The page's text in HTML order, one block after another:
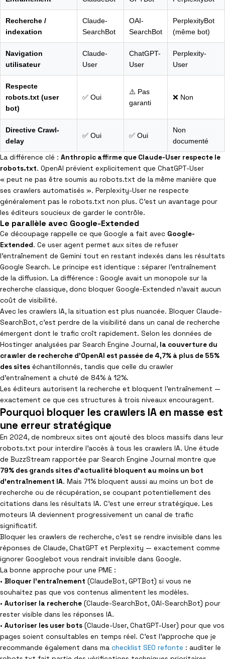
Recherche /
indexation
Claude-
SearchBot
OAI-
SearchBot
PerplexityBot
(même bot)
Navigation
utilisateur
Claude-
User
ChatGPT-
User
Perplexity-
User
Respecte
robots.txt (user
bot)
✅ Oui
⚠️ Pas
garanti
❌ Non
Directive Crawl-
delay
✅ Oui ✅ Oui
Non
documenté
La différence clé : Anthropic affirme que Claude-User respecte le
robots.txt. OpenAI prévient explicitement que ChatGPT-User
« peut ne pas être soumis au robots.txt de la même manière que
ses crawlers automatisés ». Perplexity-User ne respecte
généralement pas le robots.txt non plus. C’est un avantage pour
les éditeurs soucieux de garder le contrôle.
Le parallèle avec Google-Extended
Ce découpage rappelle ce que Google a fait avec Google-
Extended. Ce user agent permet aux sites de refuser
l’entraînement de Gemini tout en restant indexés dans les résultats
Google Search. Le principe est identique : séparer l’entraînement
de la diffusion. La différence : Google avait un monopole sur la
recherche classique, donc bloquer Google-Extended n’avait aucun
coût de visibilité.
Avec les crawlers IA, la situation est plus nuancée. Bloquer Claude-
SearchBot, c’est perdre de la visibilité dans un canal de recherche
émergent dont le trafic croît rapidement. Selon les données de
Hostinger analysées par Search Engine Journal, la couverture du
crawler de recherche d’OpenAI est passée de 4,7% à plus de 55%
des sites échantillonnés, tandis que celle du crawler
d’entraînement a chuté de 84% à 12%.
Les éditeurs autorisent la recherche et bloquent l’entraînement —
exactement ce que ces structures à trois niveaux encouragent.
Pourquoi bloquer les crawlers IA en masse est
une erreur stratégique
En 2024, de nombreux sites ont ajouté des blocs massifs dans leur
robots.txt pour interdire l’accès à tous les crawlers IA. Une étude
de BuzzStream rapportée par Search Engine Journal montre que
79% des grands sites d’actualité bloquent au moins un bot
d’entraînement IA. Mais 71% bloquent aussi au moins un bot de
recherche ou de récupération, se coupant potentiellement des
citations dans les résultats IA. C’est une erreur stratégique. Les
moteurs IA deviennent progressivement un canal de trafic
significatif.
Bloquer les crawlers de recherche, c’est se rendre invisible dans les
réponses de Claude, ChatGPT et Perplexity — exactement comme
ignorer Googlebot vous rendrait invisible dans Google.
La bonne approche pour une PME :
• Bloquer l’entraînement (ClaudeBot, GPTBot) si vous ne
souhaitez pas que vos contenus alimentent les modèles.
• Autoriser la recherche (Claude-SearchBot, OAI-SearchBot) pour
rester visible dans les réponses IA.
• Autoriser les user bots (Claude-User, ChatGPT-User) pour que vos
pages soient consultables en temps réel. C’est l’approche que je
recommande également dans ma checklist SEO refonte : auditer le